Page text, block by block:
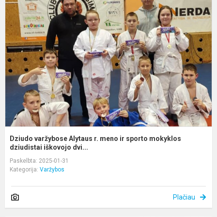
Dziudo varžybose Alytaus r. meno ir sporto mokyklos
dziudistai iškovojo dvi...
Paskelbta: 2025-01-31
Kategorija: Varžybos
Plačiau